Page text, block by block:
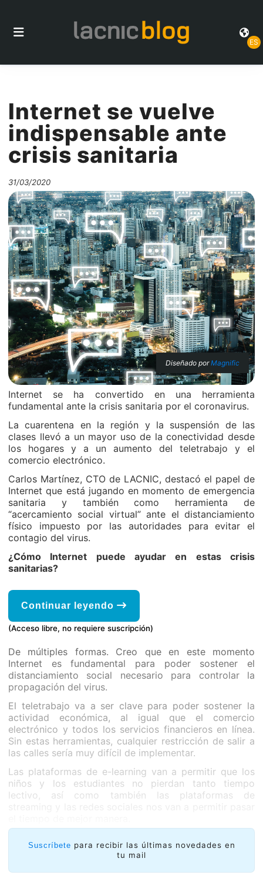
ES
Internet se vuelve
indispensable ante
crisis sanitaria
31/03/2020
Diseñado porMagnific
Internet se ha convertido en una herramienta
fundamental ante la crisis sanitaria por el coronavirus.
La cuarentena en la región y la suspensión de las
clases llevó a un mayor uso de la conectividad desde
los hogares y a un aumento del teletrabajo y el
comercio electrónico.
Carlos Martínez, CTO de LACNIC, destacó el papel de
Internet que está jugando en momento de emergencia
sanitaria y también como herramienta de
“acercamiento social virtual” ante el distanciamiento
físico impuesto por las autoridades para evitar el
contagio del virus.
¿Cómo Internet puede ayudar en estas crisis
sanitarias?
Continuar leyendo
(Acceso libre, no requiere suscripción)
De múltiples formas. Creo que en este momento
Internet es fundamental para poder sostener el
distanciamiento social necesario para controlar la
propagación del virus.
El teletrabajo va a ser clave para poder sostener la
actividad económica, al igual que el comercio
electrónico y todos los servicios financieros en línea.
Sin estas herramientas, cualquier restricción de salir a
las calles sería muy difícil de implementar.
Las plataformas de e-learning van a permitir que los
niños y los estudiantes no pierdan tanto tiempo
lectivo, así como también las plataformas de
Suscríbete para recibir las últimas novedades en
tu mail